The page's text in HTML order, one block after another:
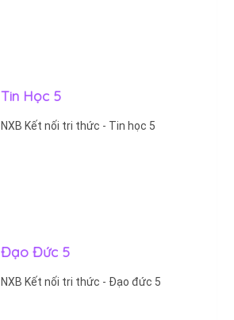
Tin Học 5
NXB Kết nối tri thức - Tin học 5
Đạo Đức 5
NXB Kết nối tri thức - Đạo đức 5